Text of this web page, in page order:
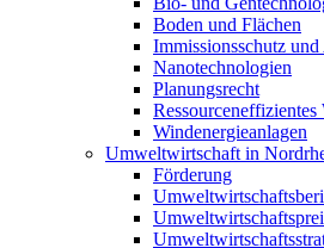
Boden und Flächen
Immissionsschutz und
Nanotechnologien
Planungsrecht
Ressourceneffizientes
Windenergieanlagen
Umweltwirtschaft in
Förderung